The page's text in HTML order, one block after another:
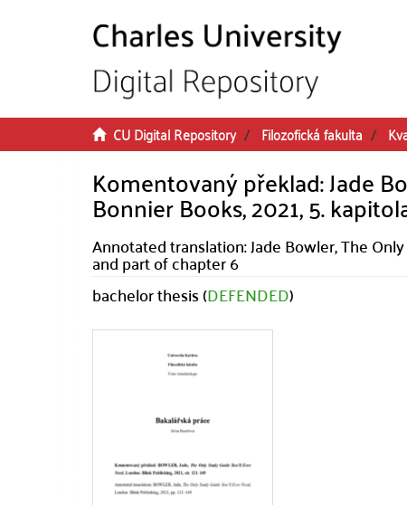
CU Digital Repository Filozofická fakulta
Komentovaný překlad: Jade
Bonnier Books, 2021, 5.
Annotated translation: Jade Bowler, The
and part of chapter 6
bachelor thesis (DEFENDED)